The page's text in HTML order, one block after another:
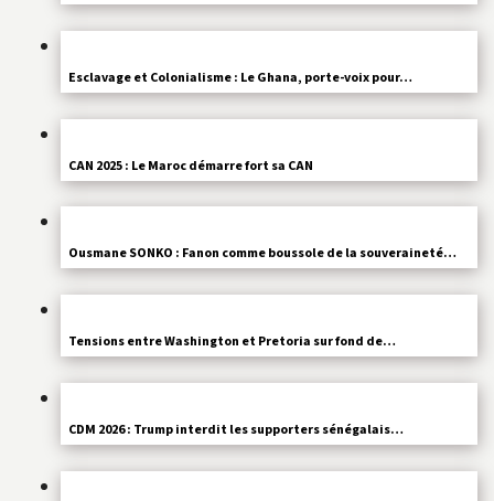
Esclavage et Colonialisme : Le Ghana, porte-voix pour…
CAN 2025 : Le Maroc démarre fort sa CAN
Ousmane SONKO : Fanon comme boussole de la souveraineté…
Tensions entre Washington et Pretoria sur fond de…
CDM 2026 : Trump interdit les supporters sénégalais…